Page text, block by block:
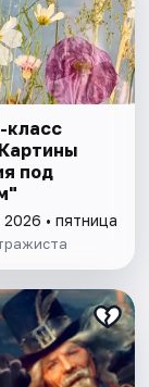
класс
под
• пятница